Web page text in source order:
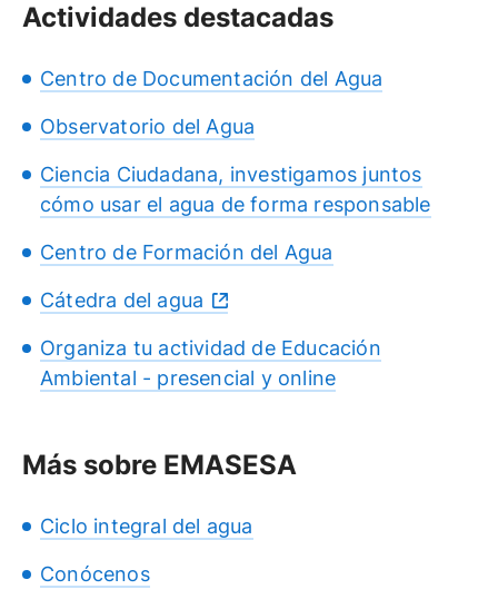
Actividades destacadas
Centro de Documentación del Agua
Observatorio del Agua
Ciencia Ciudadana, investigamos juntos
cómo usar el agua de forma responsable
Centro de Formación del Agua
Cátedra del agua
Organiza tu actividad de Educación
Ambiental - presencial y online
Más sobre EMASESA
Ciclo integral del agua
Conócenos